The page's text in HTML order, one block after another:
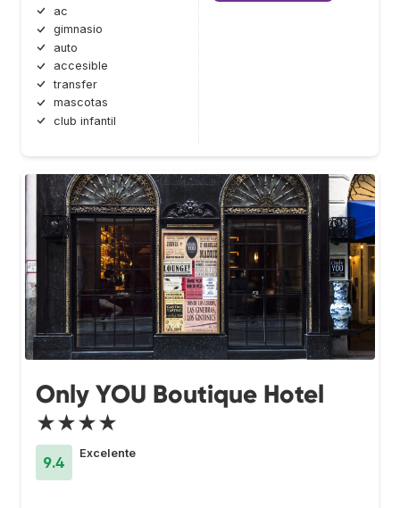
ac
gimnasio
auto
accesible
transfer
mascotas
club infantil
Only YOU Boutique Hotel
★★★★
9.4
Excelente